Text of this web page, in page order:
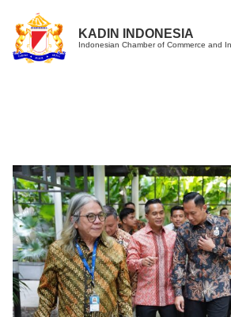
KADIN INDONESIA
Indonesian Chamber of Commerce and